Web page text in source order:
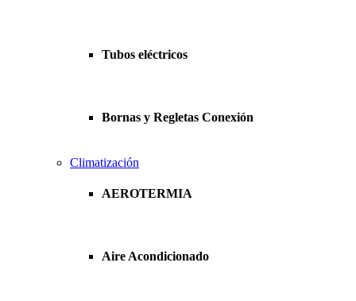
Tubos eléctricos
Bornas y Regletas Conexión
Climatización
AEROTERMIA
Aire Acondicionado